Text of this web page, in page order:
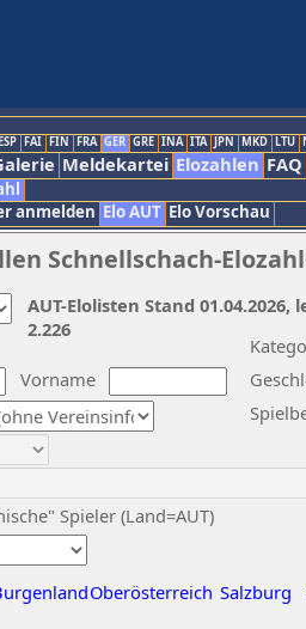
FAI FIN FRA GER GRE INA ITA JPN MKD LTU
Meldekartei Elozahlen FAQ
anmelden Elo AUT Elo Vorschau
Schnellschach-
Vorname
Spieler (Land=AUT)
Oberösterreich Salzburg
AUT-Elolisten Stand
2.226